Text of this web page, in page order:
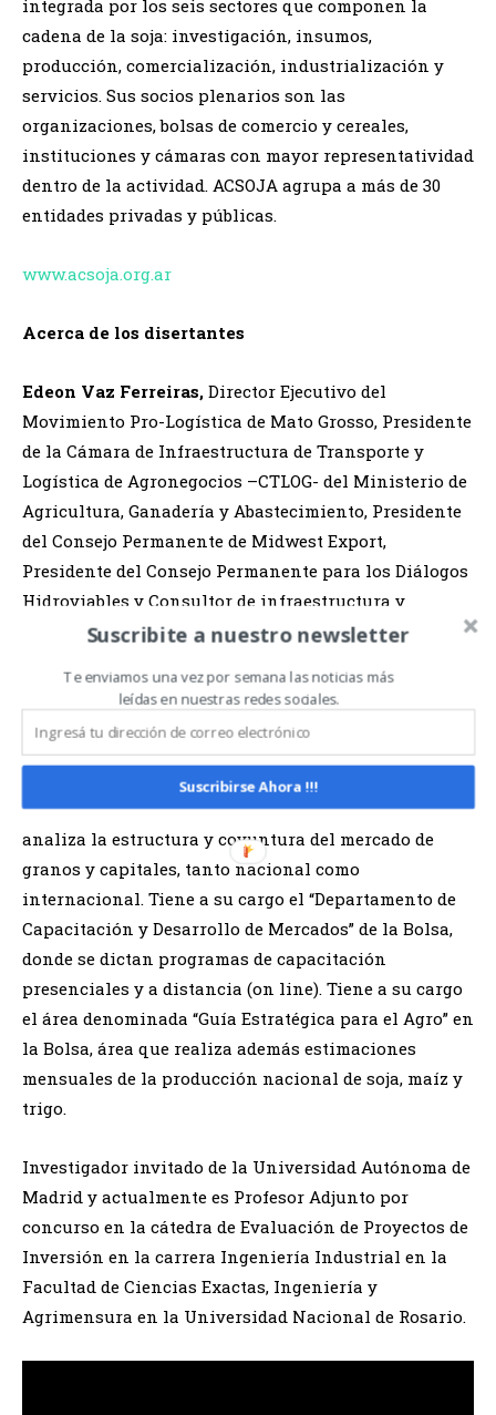
integrada por los seis sectores que componen la
cadena de la soja: investigación, insumos,
producción, comercialización, industrialización y
servicios. Sus socios plenarios son las
organizaciones, bolsas de comercio y cereales,
instituciones y cámaras con mayor representatividad
dentro de la actividad. ACSOJA agrupa a más de 30
entidades privadas y públicas.
www.acsoja.org.ar
Acerca de los disertantes
Edeon Vaz Ferreiras, Director Ejecutivo del
Movimiento Pro-Logística de Mato Grosso, Presidente
de la Cámara de Infraestructura de Transporte y
Logística de Agronegocios –CTLOG- del Ministerio de
Agricultura, Ganadería y Abastecimiento, Presidente
del Consejo Permanente de Midwest Export,
Presidente del Consejo Permanente para los Diálogos
Hidroviables y Consultor de infraestructura y
logística en APROSOJA – Asociación de Productores
Económicos de la Bolsa de Comercio de Rosario.
Dirige la revista “Informativo Semanal de la Bolsa de
Comercio de Rosario”, publicación que semanalmente
analiza la estructura y coyuntura del mercado de
granos y capitales, tanto nacional como
internacional. Tiene a su cargo el “Departamento de
Capacitación y Desarrollo de Mercados” de la Bolsa,
donde se dictan programas de capacitación
presenciales y a distancia (on line). Tiene a su cargo
el área denominada “Guía Estratégica para el Agro” en
la Bolsa, área que realiza además estimaciones
mensuales de la producción nacional de soja, maíz y
trigo.
Investigador invitado de la Universidad Autónoma de
Madrid y actualmente es Profesor Adjunto por
concurso en la cátedra de Evaluación de Proyectos de
Inversión en la carrera Ingeniería Industrial en la
Facultad de Ciencias Exactas, Ingeniería y
Agrimensura en la Universidad Nacional de Rosario.
Suscribite a nuestro newsletter
Te enviamos una vez por semana las noticias más
leídas en nuestras redes sociales.
Suscribirse Ahora !!!